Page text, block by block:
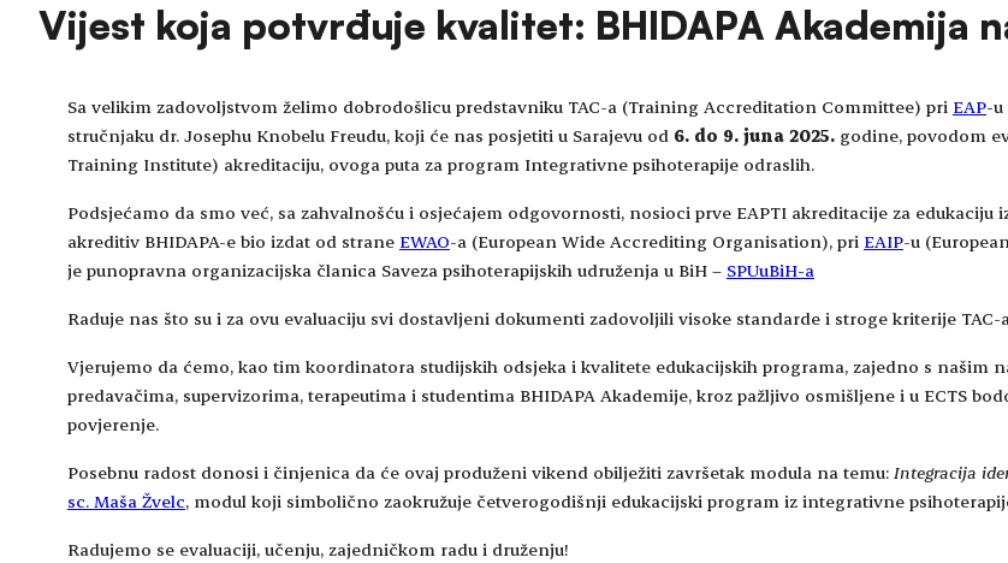
Vijest koja potvrđuje kvalitet: BHIDAPA Akademija
Sa velikim zadovoljstvom želimo dobrodošlicu predstavniku TAC-a (Training Accreditation Committee) pri EAP-
stručnjaku dr. Josephu Knobelu Freudu, koji će nas posjetiti u Sarajevu od 6. do 9. juna 2025. godine, povodom
Training Institute) akreditaciju, ovoga puta za program Integrativne psihoterapije odraslih.
Podsjećamo da smo već, sa zahvalnošću i osjećajem odgovornosti, nosioci prve EAPTI akreditacije za
akreditiv BHIDAPA-e bio izdat od strane EWAO-a (European Wide Accrediting Organisation), pri EAIP-u
je punopravna organizacijska članica Saveza psihoterapijskih udruženja u BiH – SPUuBiH-a
Raduje nas što su i za ovu evaluaciju svi dostavljeni dokumenti zadovoljili visoke standarde i stroge kriterije TAC-
Vjerujemo da ćemo, kao tim koordinatora studijskih odsjeka i kvalitete edukacijskih programa, zajedno s
predavačima, supervizorima, terapeutima i studentima BHIDAPA Akademije, kroz pažljivo osmišljene i u ECTS
povjerenje.
Posebnu radost donosi i činjenica da će ovaj produženi vikend obilježiti završetak modula na temu: Integracija
sc. Maša Žvelc, modul koji simbolično zaokružuje četverogodišnji edukacijski program iz integrativne
Radujemo se evaluaciji, učenju, zajedničkom radu i druženju!